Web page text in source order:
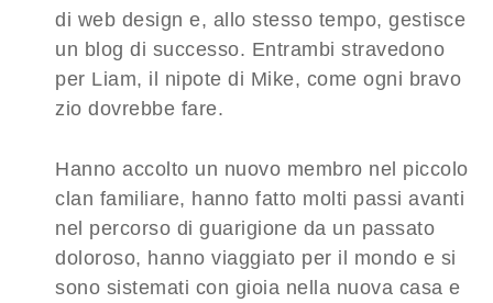
di web design e, allo stesso tempo, gestisce
un blog di successo. Entrambi stravedono
per Liam, il nipote di Mike, come ogni bravo
zio dovrebbe fare.
Hanno accolto un nuovo membro nel piccolo
clan familiare, hanno fatto molti passi avanti
nel percorso di guarigione da un passato
doloroso, hanno viaggiato per il mondo e si
sono sistemati con gioia nella nuova casa e